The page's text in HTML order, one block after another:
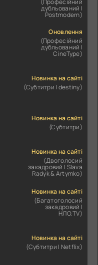
дубльований |
Postmodern)
Оновлення
(Професійний
дубльований |
CineType)
Новинка на сайті
(Субтитри | destiny)
Новинка на сайті
(Субтитри)
Новинка на сайті
(Двоголосий
закадровий | Slava
Radyk & Artymko)
Новинка на сайті
(Багатоголосий
закадровий |
НЛО.TV)
Новинка на сайті
(Субтитри | Netflix)